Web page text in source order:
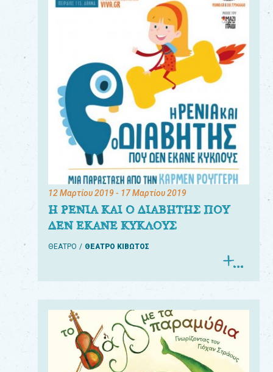
12 Μαρτίου 2019- 17 Μαρτίου 2019
Η ΡΕΝΙΑ ΚΑΙ Ο ΔΙΑΒΗΤΗΣ ΠΟΥ
ΔΕΝ ΕΚΑΝΕ ΚΥΚΛΟΥΣ
ΘΕΑΤΡΟ ΘΕΑΤΡΟ ΚΙΒΩΤΟΣ